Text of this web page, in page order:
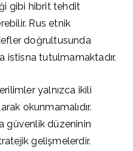
gibi hibrit tehdit
Rus etnik
doğrultusunda
istisna tutulmamaktadır.
yalnızca ikili
okunmamalıdır.
güvenlik düzeninin
gelişmelerdir.